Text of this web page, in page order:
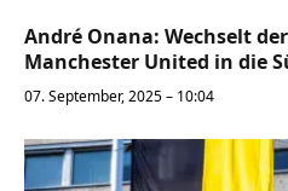
André Onana: Wechselt
Manchester United in die
07. September, 2025 – 10:04